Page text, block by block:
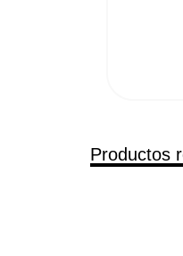
Productos